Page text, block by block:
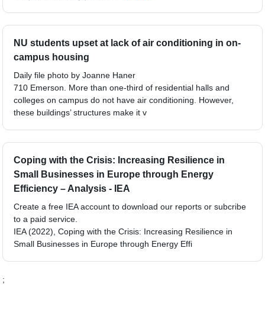
NU students upset at lack of air conditioning in on-
campus housing
Daily file photo by Joanne Haner
710 Emerson. More than one-third of residential halls and
colleges on campus do not have air conditioning. However,
these buildings’ structures make it v
Coping with the Crisis: Increasing Resilience in
Small Businesses in Europe through Energy
Efficiency – Analysis - IEA
Create a free IEA account to download our reports or subcribe
to a paid service.
IEA (2022), Coping with the Crisis: Increasing Resilience in
Small Businesses in Europe through Energy Effi
;